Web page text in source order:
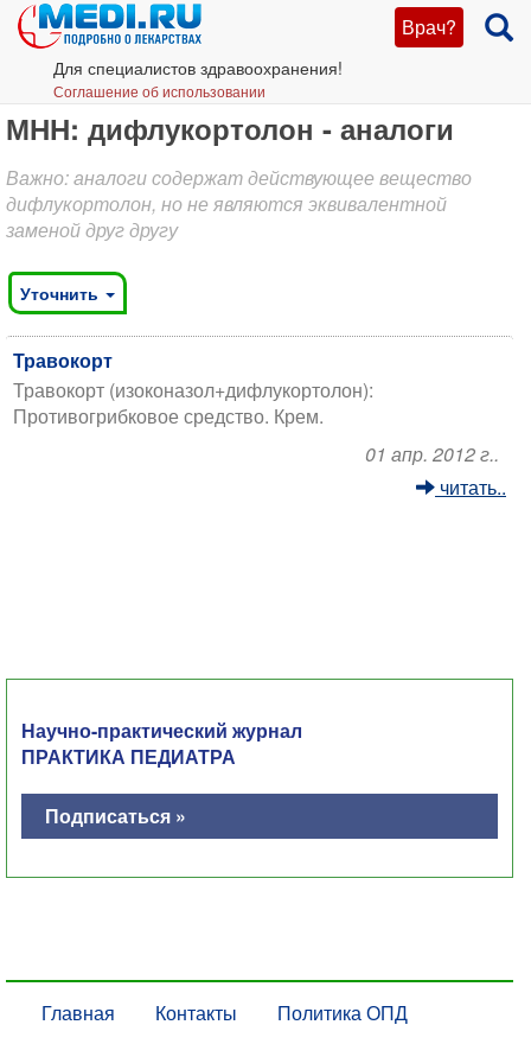
Врач?
Для специалистов здравоохранения!
Соглашение об использовании
МНН: дифлукортолон - аналоги
Важно: аналоги содержат действующее вещество
дифлукортолон, но не являются эквивалентной
заменой друг другу
Уточнить
Травокорт
Травокорт (изоконазол+дифлукортолон):
Противогрибковое средство. Крем.
01 апр. 2012 г..
читать..
Научно-практический журнал
ПРАКТИКА ПЕДИАТРА
Подписаться »
Главная Контакты Политика ОПД